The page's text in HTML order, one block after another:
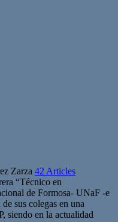
Zarza 42 Articles
“Técnico en
de Formosa- UNaF -e
sus colegas en una
siendo en la actualidad